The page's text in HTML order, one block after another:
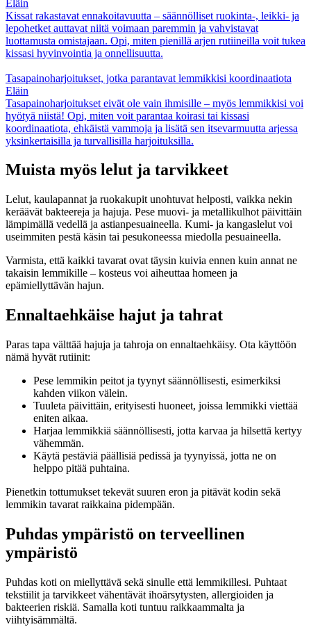
Eläin
Kissat rakastavat ennakoitavuutta – säännölliset ruokinta-, leikki- ja
lepohetket auttavat niitä voimaan paremmin ja vahvistavat
luottamusta omistajaan. Opi, miten pienillä arjen rutiineilla voit tukea
kissasi hyvinvointia ja onnellisuutta.
Tasapainoharjoitukset, jotka parantavat lemmikkisi koordinaatiota
Eläin
Tasapainoharjoitukset eivät ole vain ihmisille – myös lemmikkisi voi
hyötyä niistä! Opi, miten voit parantaa koirasi tai kissasi
koordinaatiota, ehkäistä vammoja ja lisätä sen itsevarmuutta arjessa
yksinkertaisilla ja turvallisilla harjoituksilla.
Muista myös lelut ja tarvikkeet
Lelut, kaulapannat ja ruokakupit unohtuvat helposti, vaikka nekin
keräävät bakteereja ja hajuja. Pese muovi- ja metallikulhot päivittäin
lämpimällä vedellä ja astianpesuaineella. Kumi- ja kangaslelut voi
useimmiten pestä käsin tai pesukoneessa miedolla pesuaineella.
Varmista, että kaikki tavarat ovat täysin kuivia ennen kuin annat ne
takaisin lemmikille – kosteus voi aiheuttaa homeen ja
epämiellyttävän hajun.
Ennaltaehkäise hajut ja tahrat
Paras tapa välttää hajuja ja tahroja on ennaltaehkäisy. Ota käyttöön
nämä hyvät rutiinit:
Pese lemmikin peitot ja tyynyt säännöllisesti, esimerkiksi
kahden viikon välein.
Tuuleta päivittäin, erityisesti huoneet, joissa lemmikki viettää
eniten aikaa.
Harjaa lemmikkiä säännöllisesti, jotta karvaa ja hilsettä kertyy
vähemmän.
Käytä pestäviä päällisiä pedissä ja tyynyissä, jotta ne on
helppo pitää puhtaina.
Pienetkin tottumukset tekevät suuren eron ja pitävät kodin sekä
lemmikin tavarat raikkaina pidempään.
Puhdas ympäristö on terveellinen
ympäristö
Puhdas koti on miellyttävä sekä sinulle että lemmikillesi. Puhtaat
tekstiilit ja tarvikkeet vähentävät ihoärsytysten, allergioiden ja
bakteerien riskiä. Samalla koti tuntuu raikkaammalta ja
viihtyisämmältä.